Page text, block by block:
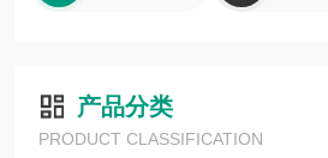
产品分类
PRODUCT CLASSIFICATION